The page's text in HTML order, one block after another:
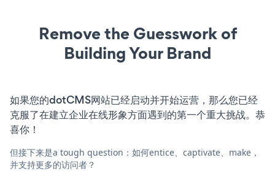
Remove the Guesswork of
Building Your Brand
如果您的dotCMS网站已经启动并开始运营，那么您已经
克服了在建立企业在线形象方面遇到的第一个重大挑战。恭
喜你！
但接下来是a tough question：如何entice、captivate、make，
并支持更多的访问者？